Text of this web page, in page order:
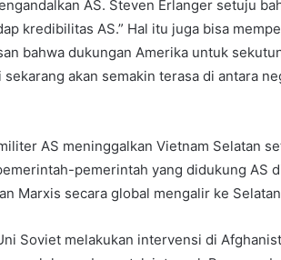
AS. Steven Erlanger setuju
kredibilitas AS.” Hal itu juga bisa
bahwa dukungan Amerika untuk
sekarang akan semakin terasa di antara
AS meninggalkan Vietnam Selatan
pemerintah yang didukung AS
Marxis secara global mengalir ke
Soviet melakukan intervensi di